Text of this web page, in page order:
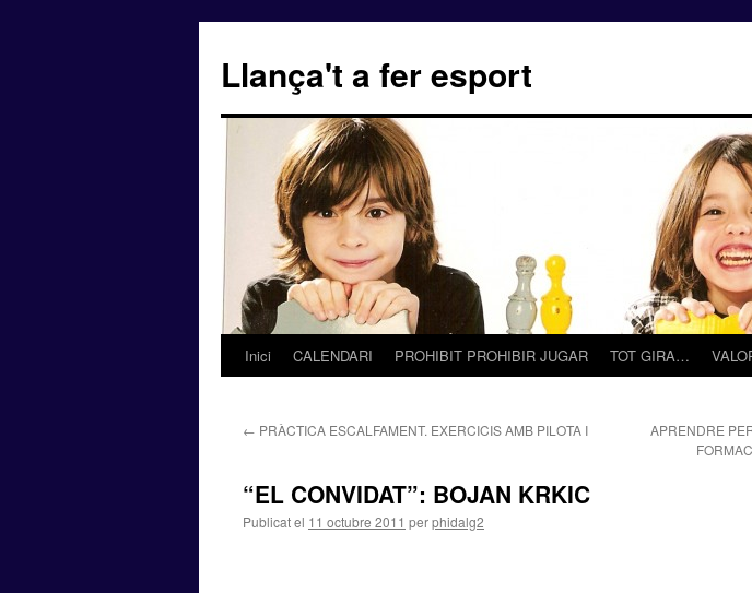
Llança't a fer esport
Vés
contingut
Inici CALENDARI PROHIBIT PROHIBIR JUGAR TOT GIRA…
← PRÀCTICA ESCALFAMENT. EXERCICIS AMB PILOTA I
APRENDRE
“EL CONVIDAT”: BOJAN KRKIC
Publicat el 11 octubre 2011 perphidalg2